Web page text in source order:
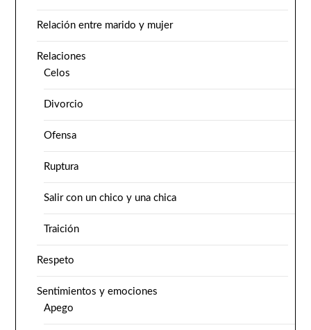
Relación entre marido y mujer
Relaciones
Celos
Divorcio
Ofensa
Ruptura
Salir con un chico y una chica
Traición
Respeto
Sentimientos y emociones
Apego